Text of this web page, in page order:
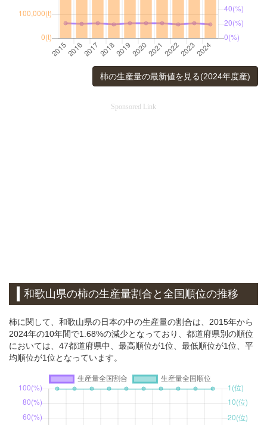
柿の生産量の最新値を見る(2024年度産)
Sponsored Link
和歌山県の柿の生産量割合と全国順位の推移
柿に関して、和歌山県の日本の中の生産量の割合は、2015年から
2024年の10年間で1.68%の減少となっており、都道府県別の順位
においては、47都道府県中、最高順位が1位、最低順位が1位、平
均順位が1位となっています。